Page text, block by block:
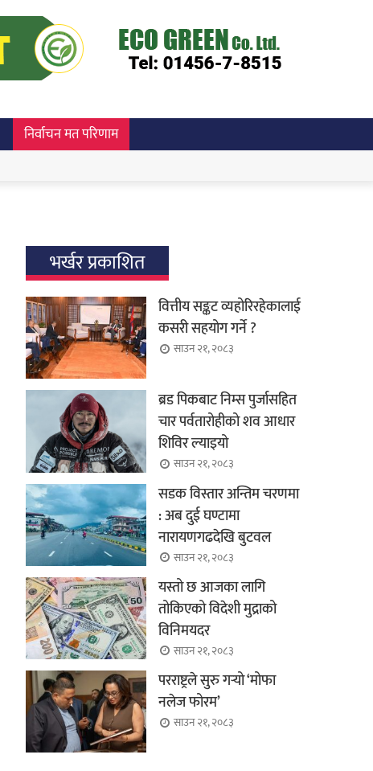
निर्वाचन मत परिणाम
भर्खर प्रकाशित
वित्तीय सङ्कट व्यहोरिरहेकालाई
कसरी सहयोग गर्ने ?
साउन २१, २०८३
ब्रड पिकबाट निम्स पुर्जासहित
चार पर्वतारोहीको शव आधार
शिविर ल्याइयो
साउन २१, २०८३
सडक विस्तार अन्तिम चरणमा
: अब दुई घण्टामा
नारायणगढदेखि बुटवल
साउन २१, २०८३
यस्तो छ आजका लागि
तोकिएको विदेशी मुद्राको
विनिमयदर
साउन २१, २०८३
परराष्ट्रले सुरु गर्‍यो ‘मोफा
नलेज फोरम’
साउन २१, २०८३